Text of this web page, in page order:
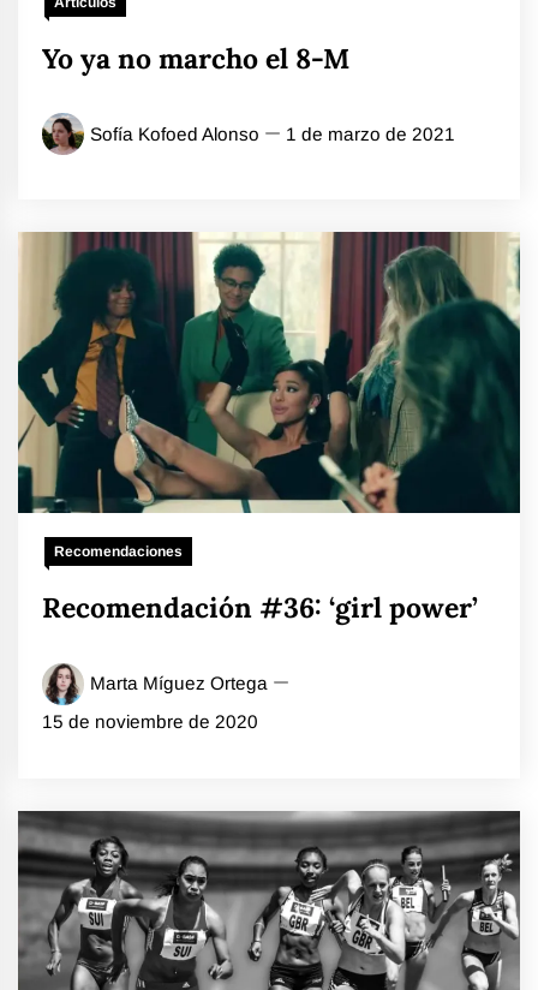
Yo ya no marcho el 8-M
Sofía Kofoed Alonso 1 de marzo de 2021
Recomendaciones
Recomendación #36: ‘girl power’
Marta Míguez Ortega
15 de noviembre de 2020